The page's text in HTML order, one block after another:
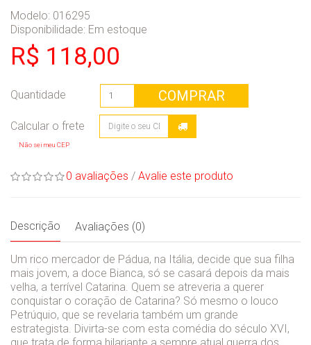
Modelo: 016295
Disponibilidade: Em estoque
R$ 118,00
Quantidade COMPRAR
Não sei meu CEP
0 avaliações / Avalie este produto
Descrição Avaliações (0)
Um rico mercador de Pádua, na Itália, decide que sua filha
mais jovem, a doce Bianca, só se casará depois da mais
velha, a terrível Catarina. Quem se atreveria a querer
conquistar o coração de Catarina? Só mesmo o louco
Petrúquio, que se revelaria também um grande
estrategista. Divirta-se com esta comédia do século XVI,